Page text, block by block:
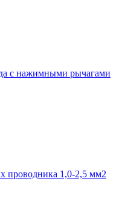
с нажимными рычагами
проводника 1,0-2,5 мм2